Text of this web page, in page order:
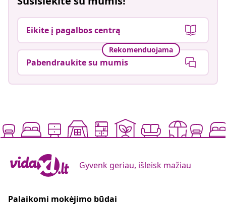
Eikite į pagalbos centrą
Rekomenduojama
Pabendraukite su mumis
Gyvenk geriau, išleisk mažiau
Palaikomi mokėjimo būdai